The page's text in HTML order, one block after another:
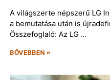
A világszerte népszerű LG
a bemutatása után is
Összefoglaló: Az LG …
BŐVEBBEN »